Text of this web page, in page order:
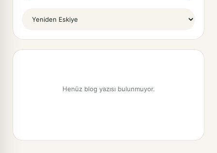
Henüz blog yazısı bulunmuyor.